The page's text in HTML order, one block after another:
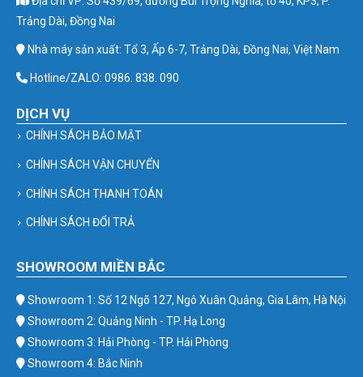
Trảng Dài, Đồng Nai
Nhà máy sản xuất: Tổ 3, Ấp 6-7, Trảng Dài, Đồng Nai, Việt Nam
Hotline/ZALO: 0986. 838. 090
DỊCH VỤ
CHÍNH SÁCH BẢO MẬT
CHÍNH SÁCH VẬN CHUYỂN
CHÍNH SÁCH THANH TOÁN
CHÍNH SÁCH ĐỔI TRẢ
SHOWROOM MIỀN BẮC
Showroom 1: Số 12 Ngõ 127, Ngô Xuân Quảng, Gia Lâm, Hà Nội
Showroom 2: Quảng Ninh - TP. Hạ Long
Showroom 3: Hải Phòng - TP. Hải Phòng
Showroom 4: Bắc Ninh